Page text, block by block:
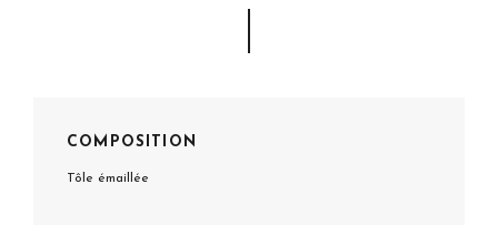
COMPOSITION
Tôle émaillée